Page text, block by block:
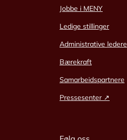
Jobbe i MENY
Ledige stillinger
Administrative ledere
Bærekraft
Samarbeidspartnere
Pressesenter ↗